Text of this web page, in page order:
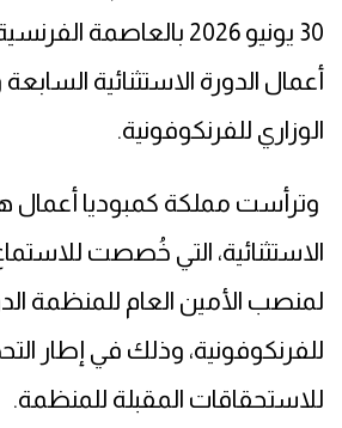
30 يونيو 2026 بالعاصمة
أعمال الدورة الاستثنائية
الوزاري للفرنكوفونية.
وترأست مملكة كمبوديا أعمال
الاستثنائية، التي خُصصت
لمنصب الأمين العام للمنظمة
للفرنكوفونية، وذلك في إطار
للاستحقاقات المقبلة للمنظمة.